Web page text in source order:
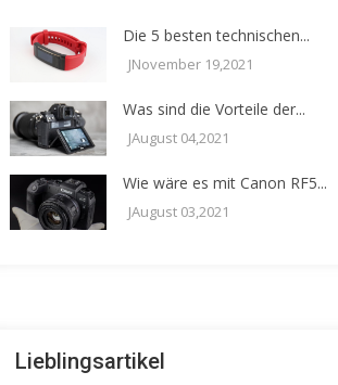
Die 5 besten technischen...
JNovember 19,2021
Was sind die Vorteile der...
JAugust 04,2021
Wie wäre es mit Canon RF5...
JAugust 03,2021
Lieblingsartikel